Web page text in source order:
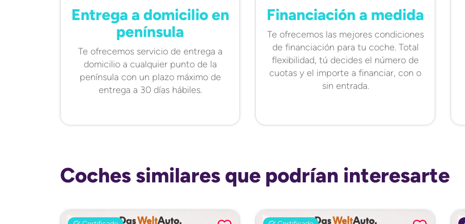
Entrega a domicilio en
península
Te ofrecemos servicio de entrega a
domicilio a cualquier punto de la
península con un plazo máximo de
entrega a 30 días hábiles.
Financiación a medida
Te ofrecemos las mejores condiciones
de financiación para tu coche. Total
flexibilidad, tú decides el número de
cuotas y el importe a financiar, con o
sin entrada.
Coches similares que podrían interesarte